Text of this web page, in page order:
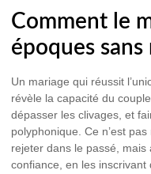
Comment le
époques sans
Un mariage qui réussit
révèle la capacité du
dépasser les clivages, et
polyphonique. Ce n’est
rejeter dans le passé,
confiance, en les inscrivant